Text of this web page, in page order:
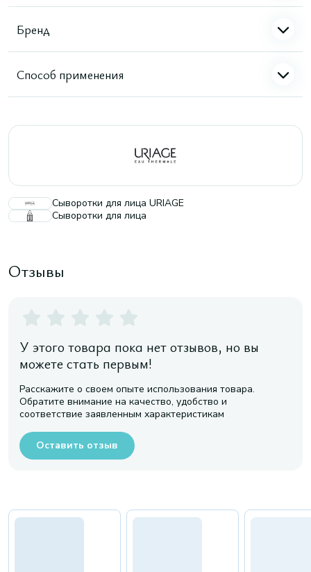
Бренд
Способ применения
Сыворотки для лица URIAGE
Сыворотки для лица
Отзывы
У этого товара пока нет отзывов, но вы
можете стать первым!
Расскажите о своем опыте использования товара.
Обратите внимание на качество, удобство и
соответствие заявленным характеристикам
Оставить отзыв